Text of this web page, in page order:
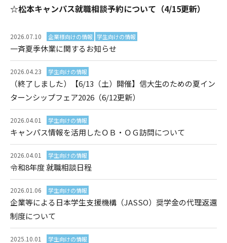
☆松本キャンパス就職相談予約について（4/15更新）
2026.07.10 企業様向けの情報 学生向けの情報
一斉夏季休業に関するお知らせ
2026.04.23 学生向けの情報
（終了しました）【6/13（土）開催】信大生のための夏イン
ターンシップフェア2026（6/12更新）
2026.04.01 学生向けの情報
キャンパス情報を活用したＯＢ・ＯＧ訪問について
2026.04.01 学生向けの情報
令和8年度 就職相談日程
2026.01.06 学生向けの情報
企業等による日本学生支援機構（JASSO）奨学金の代理返還
制度について
2025.10.01 学生向けの情報